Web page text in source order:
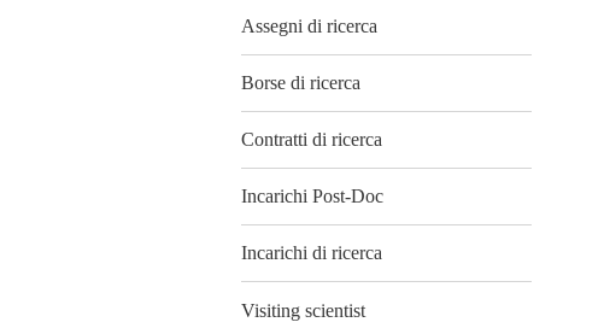
Assegni di ricerca
Borse di ricerca
Contratti di ricerca
Incarichi Post-Doc
Incarichi di ricerca
Visiting scientist